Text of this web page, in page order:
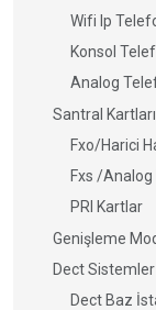
Wifi Ip
Konsol
Analog
Santral Kartları
Fxo/Harici
Fxs /
PRI Kartlar
Genişleme
Dect Sistemler
Dect Baz